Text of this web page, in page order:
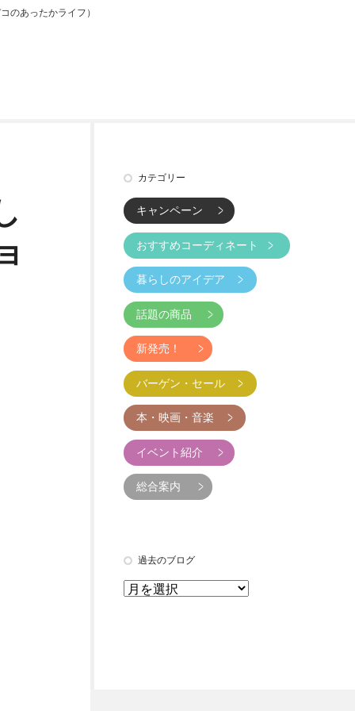
のあったかライフ）
カテゴリー
キャンペーン
おすすめコーディネート
暮らしのアイデア
話題の商品
新発売！
バーゲン・セール
本・映画・音楽
イベント紹介
総合案内
過去のブログ